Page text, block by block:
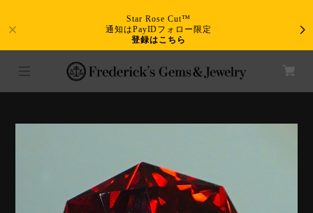
Star Rose Cut™
通知はPayIDフォロー限定
登録はこちら